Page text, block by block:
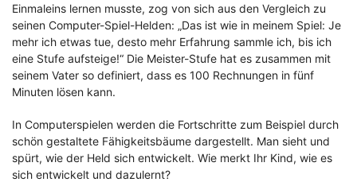
Einmaleins lernen musste, zog von sich aus den Vergleich zu
seinen Computer-Spiel-Helden: „Das ist wie in meinem Spiel: Je
mehr ich etwas tue, desto mehr Erfahrung sammle ich, bis ich
eine Stufe aufsteige!“ Die Meister-Stufe hat es zusammen mit
seinem Vater so definiert, dass es 100 Rechnungen in fünf
Minuten lösen kann.
In Computerspielen werden die Fortschritte zum Beispiel durch
schön gestaltete Fähigkeitsbäume dargestellt. Man sieht und
spürt, wie der Held sich entwickelt. Wie merkt Ihr Kind, wie es
sich entwickelt und dazulernt?